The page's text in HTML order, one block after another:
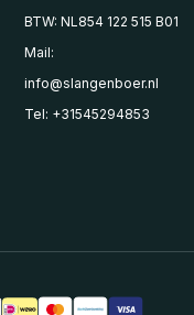
BTW: NL854 122 515 B01
Mail:
info@slangenboer.nl
Tel: +31545294853